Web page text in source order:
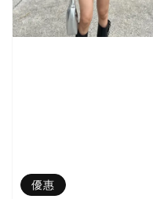
優惠